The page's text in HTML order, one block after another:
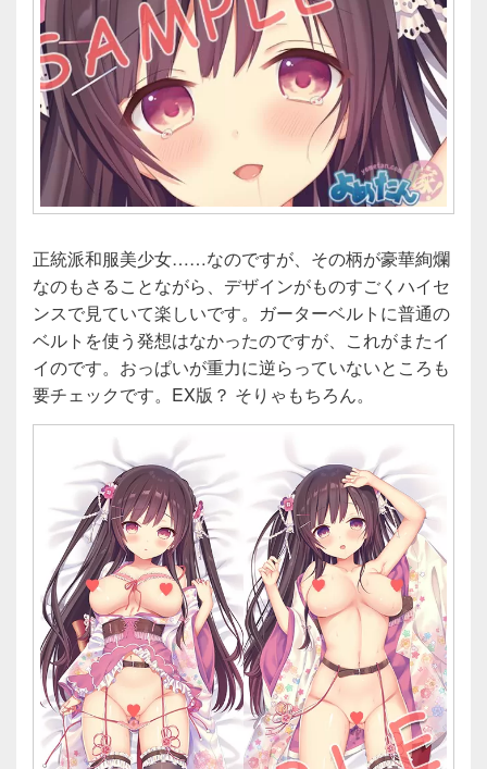
正統派和服美少女……なのですが、その柄が豪華絢爛
なのもさることながら、デザインがものすごくハイセ
ンスで見ていて楽しいです。ガーターベルトに普通の
ベルトを使う発想はなかったのですが、これがまたイ
イのです。おっぱいが重力に逆らっていないところも
要チェックです。EX版？ そりゃもちろん。